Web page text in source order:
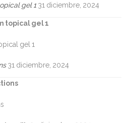
gel 1 31 diciembre, 2024
topical gel 1
gel 1
31 diciembre, 2024